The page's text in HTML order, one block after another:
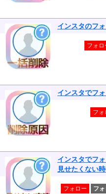
インスタのフ
フォロ
インスタでフ
フォ
インスタでフ
見せたくない
フォロー フ